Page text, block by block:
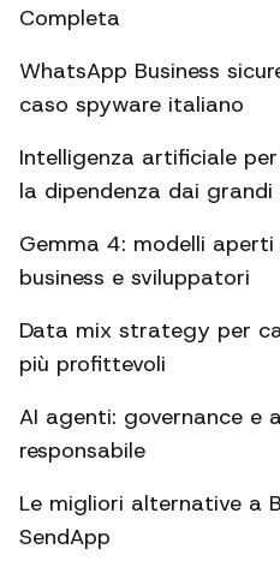
Completa
WhatsApp Business
caso spyware italiano
Intelligenza artificiale
la dipendenza dai grandi
Gemma 4: modelli
business e sviluppatori
Data mix strategy per
più profittevoli
AI agenti: governance e
responsabile
Le migliori alternative a
SendApp